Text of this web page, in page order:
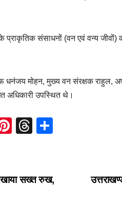
प्राकृतिक संसाधनों (वन एवं वन्य
मोहन, मुख्य वन संरक्षक राहुल,
अधिकारी उपस्थित थे।
Pi
e
T
a
सख्त रुख,